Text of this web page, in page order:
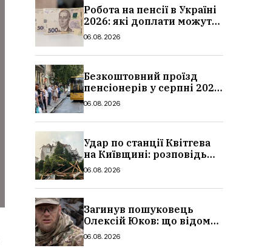
Робота на пенсії в Україні
2026: які доплати можуть
скасувати, про що
06.08.2026
Безкоштовний проїзд
пенсіонерів у серпні 2026
в Україні: де діє пільга,
06.08.2026
Удар по станції Квітгева
на Київщині: розповідь
очевидців, як вісім людей
сталося
06.08.2026
Загинув пошуковець
Олексій Юков: що відомо
про його роботу, хто він
06.08.2026